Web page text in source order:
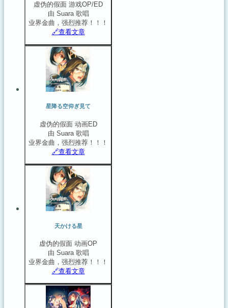
虚伪的假面 游戏OP/ED
由 Suara 歌唱
业界金曲，强烈推荐！！！
🔗️查看文章
星降る空仰ぎ見て
虚伪的假面 动画ED
由 Suara 歌唱
业界金曲，强烈推荐！！！
🔗️查看文章
天かける星
虚伪的假面 动画OP
由 Suara 歌唱
业界金曲，强烈推荐！！！
🔗️查看文章